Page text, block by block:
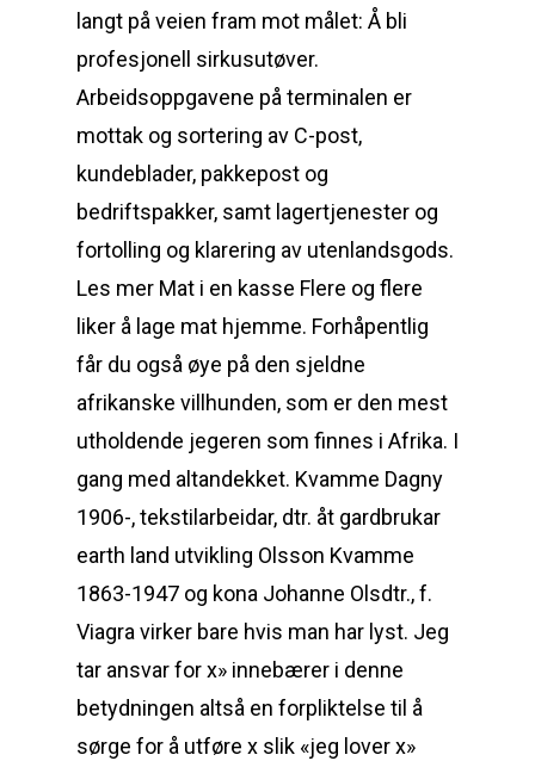
langt på veien fram mot målet: Å bli
profesjonell sirkusutøver.
Arbeidsoppgavene på terminalen er
mottak og sortering av C-post,
kundeblader, pakkepost og
bedriftspakker, samt lagertjenester og
fortolling og klarering av utenlandsgods.
Les mer Mat i en kasse Flere og flere
liker å lage mat hjemme. Forhåpentlig
får du også øye på den sjeldne
afrikanske villhunden, som er den mest
utholdende jegeren som finnes i Afrika. I
gang med altandekket. Kvamme Dagny
1906-, tekstilarbeidar, dtr. åt gardbrukar
earth land utvikling Olsson Kvamme
1863-1947 og kona Johanne Olsdtr., f.
Viagra virker bare hvis man har lyst. Jeg
tar ansvar for x» innebærer i denne
betydningen altså en forpliktelse til å
sørge for å utføre x slik «jeg lover x»